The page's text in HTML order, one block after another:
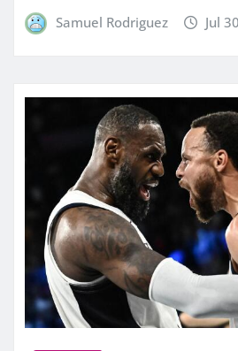
Samuel Rodriguez Jul